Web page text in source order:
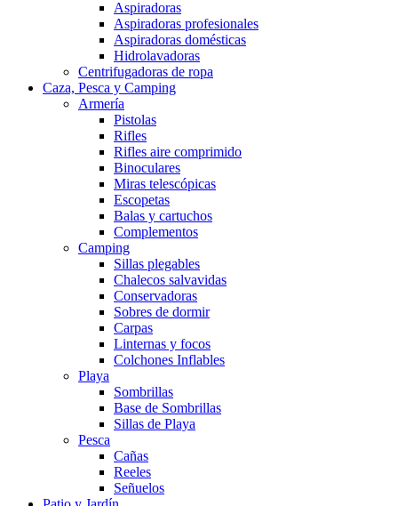
Aspiradoras
Aspiradoras profesionales
Aspiradoras domésticas
Hidrolavadoras
Centrifugadoras de ropa
Caza, Pesca y Camping
Armería
Pistolas
Rifles
Rifles aire comprimido
Binoculares
Miras telescópicas
Escopetas
Balas y cartuchos
Complementos
Camping
Sillas plegables
Chalecos salvavidas
Conservadoras
Sobres de dormir
Carpas
Linternas y focos
Colchones Inflables
Playa
Sombrillas
Base de Sombrillas
Sillas de Playa
Pesca
Cañas
Reeles
Señuelos